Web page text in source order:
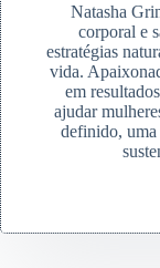
Natasha
corporal e
estratégias
vida.
em
ajudar
definido, uma